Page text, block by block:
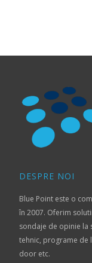
DESPRE NOI
Blue Point este o
în 2007. Oferim
sondaje de opinie la
tehnic, programe de
door etc.